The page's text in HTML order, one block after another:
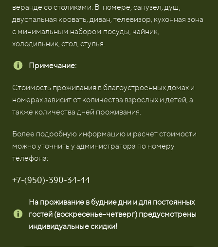
веранде со столиками. В номере; санузел, душ,
двуспальная кровать, диван, телевизор, кухонная зона
с минимальным набором посуды, чайник,
холодильник, стол, стулья.
Примечание:
Стоимость проживания в благоустроенных домах и
номерах зависит от количества взрослых и детей, а
также количества дней проживания.
Более подробную информацию и расчет стоимости
можно уточнить у администратора по номеру
телефона:
+7-(950)-390-34-44
На проживание в будние дни и для постоянных
гостей (воскресенье-четверг) предусмотрены
индивидуальные скидки!